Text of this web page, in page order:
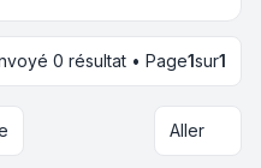
0 résultat • Page1sur1
Aller